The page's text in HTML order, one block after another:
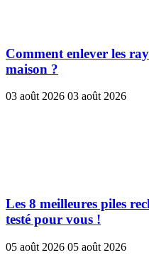
Comment enlever les
maison ?
03 août 2026 03 août 2026
Les 8 meilleures piles
testé pour vous !
05 août 2026 05 août 2026